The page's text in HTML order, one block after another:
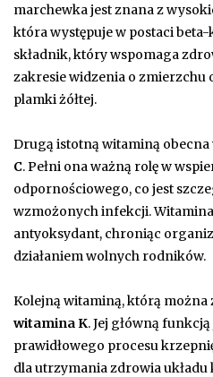
marchewka jest znana z
która występuje w postaci
składnik, który wspomaga
zakresie widzenia o zmierzchu
plamki żółtej.
Drugą istotną witaminą obecna
C. Pełni ona ważną rolę w
odpornościowego, co jest
wzmożonych infekcji. Witamina
antyoksydant, chroniąc
działaniem wolnych rodników.
Kolejną witaminą, którą można
witamina K. Jej główną
prawidłowego procesu
dla utrzymania zdrowia